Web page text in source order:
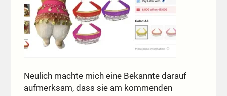
Neulich machte mich eine Bekannte darauf
aufmerksam, dass sie am kommenden